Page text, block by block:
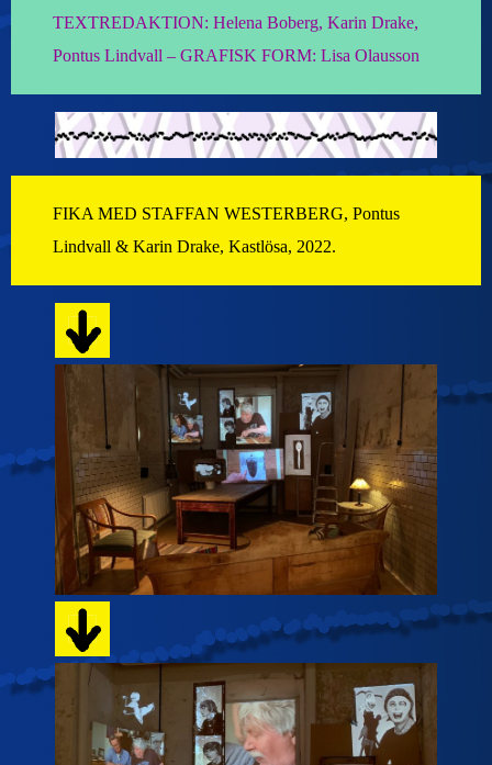
TEXTREDAKTION: Helena Boberg, Karin Drake,
Pontus Lindvall – GRAFISK FORM: Lisa Olausson
FIKA MED STAFFAN WESTERBERG, Pontus
Lindvall & Karin Drake, Kastlösa, 2022.